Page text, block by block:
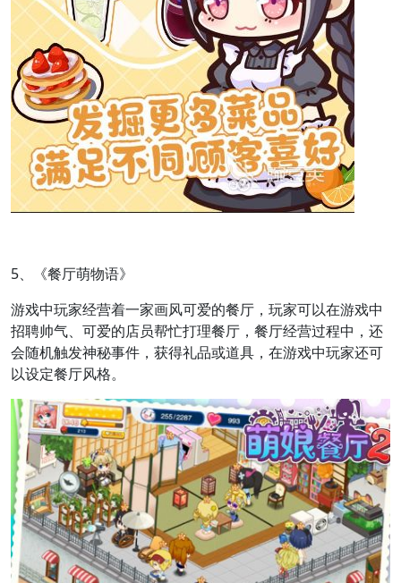
5、《餐厅萌物语》
游戏中玩家经营着一家画风可爱的餐厅，玩家可以在游戏中
招聘帅气、可爱的店员帮忙打理餐厅，餐厅经营过程中，还
会随机触发神秘事件，获得礼品或道具，在游戏中玩家还可
以设定餐厅风格。